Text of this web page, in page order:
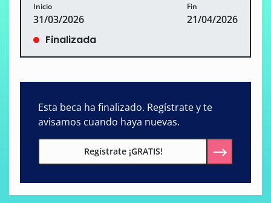
Inicio
31/03/2026
Fin
21/04/2026
Finalizada
Esta beca ha finalizado. Regístrate y te
avisamos cuando haya nuevas.
Regístrate ¡GRATIS!